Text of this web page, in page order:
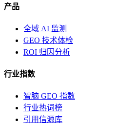
产品
全域 AI 监测
GEO 技术体检
ROI 归因分析
行业指数
智脑 GEO 指数
行业热词榜
引用信源库